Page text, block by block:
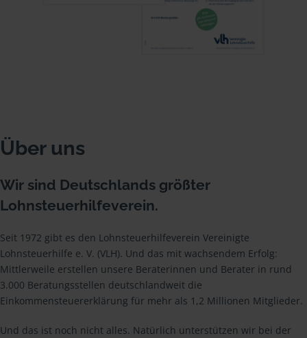
Über uns
Wir sind Deutschlands größter
Lohnsteuerhilfeverein.
Seit 1972 gibt es den Lohnsteuerhilfeverein Vereinigte
Lohnsteuerhilfe e. V. (VLH). Und das mit wachsendem Erfolg:
Mittlerweile erstellen unsere Beraterinnen und Berater in rund
3.000 Beratungsstellen deutschlandweit die
Einkommensteuererklärung für mehr als 1,2 Millionen Mitglieder.
Und das ist noch nicht alles. Natürlich unterstützen wir bei der